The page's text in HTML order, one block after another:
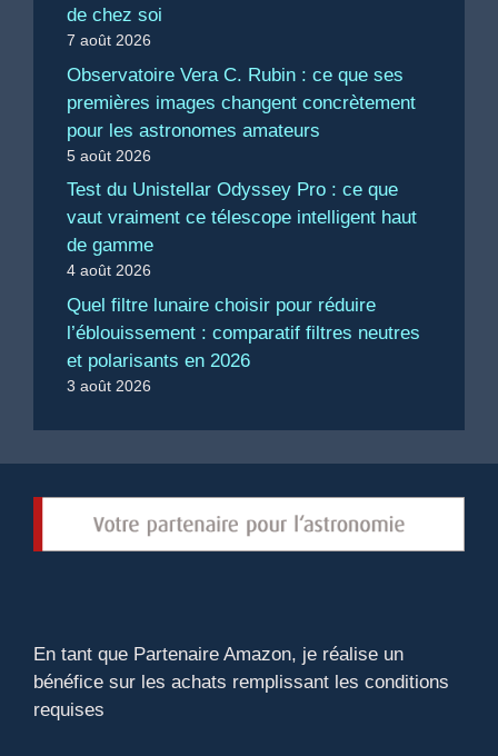
de chez soi
7 août 2026
Observatoire Vera C. Rubin : ce que ses
premières images changent concrètement
pour les astronomes amateurs
5 août 2026
Test du Unistellar Odyssey Pro : ce que
vaut vraiment ce télescope intelligent haut
de gamme
4 août 2026
Quel filtre lunaire choisir pour réduire
l’éblouissement : comparatif filtres neutres
et polarisants en 2026
3 août 2026
En tant que Partenaire Amazon, je réalise un
bénéfice sur les achats remplissant les conditions
requises